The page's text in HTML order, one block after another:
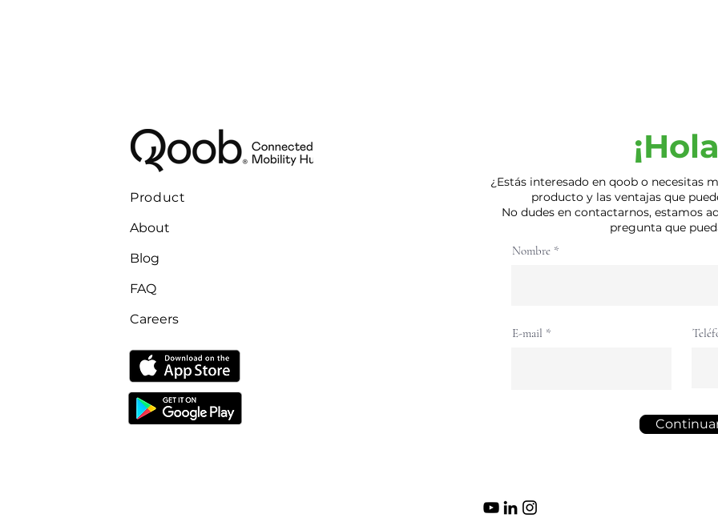
Product
About
Blog
FAQ
Careers
¿Estás interesado en qoob o necesitas
producto y las ventajas que
No dudes en contactarnos, estamos
pregunta que
Nombre
E-mail